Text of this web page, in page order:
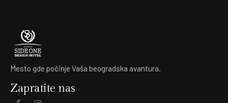
Mesto gde počinje Vaša beogradska avantura.
Zapratite nas